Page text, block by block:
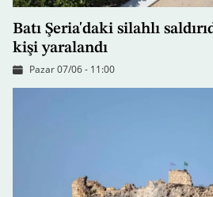
Batı Şeria'daki silahlı
kişi yaralandı
Pazar 07/06 - 11:00